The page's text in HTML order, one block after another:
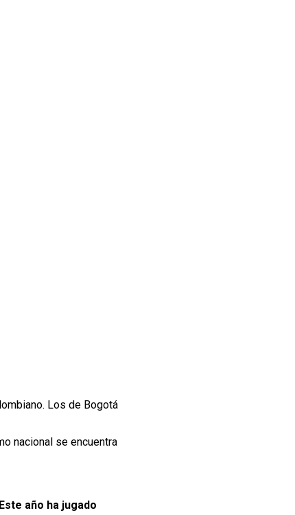
Los de Bogotá
nacional se encuentra
Este año ha jugado